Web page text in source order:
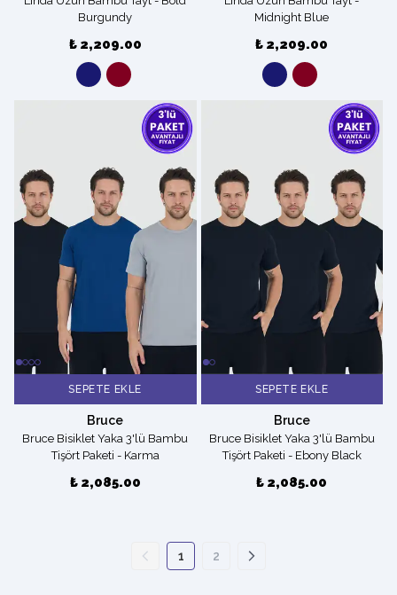
Burgundy
₺ 2,209.00
Midnight Blue
₺ 2,209.00
SEPETE EKLE
Bruce
Bruce Bisiklet Yaka 3'lü Bambu
Tişört Paketi - Karma
₺ 2,085.00
SEPETE EKLE
Bruce
Bruce Bisiklet Yaka 3'lü Bambu
Tişört Paketi - Ebony Black
₺ 2,085.00
1 2